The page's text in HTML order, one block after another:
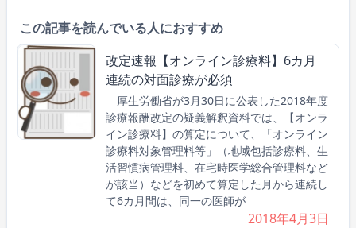
この記事を読んでいる人におすすめ
改定速報【オンライン診療料】6カ月
連続の対面診療が必須
厚生労働省が3月30日に公表した2018年度
診療報酬改定の疑義解釈資料では、【オンラ
イン診療料】の算定について、「オンライン
診療料対象管理料等」（地域包括診療料、生
活習慣病管理料、在宅時医学総合管理料など
が該当）などを初めて算定した月から連続し
て6カ月間は、同一の医師が
2018年4月3日